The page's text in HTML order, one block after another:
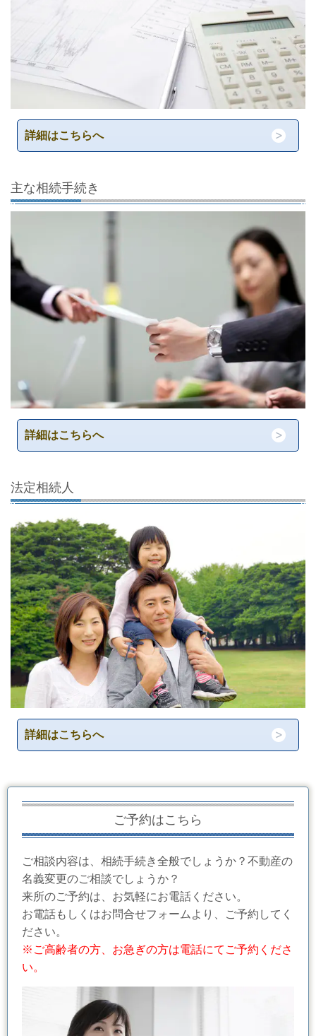
詳細はこちらへ
主な相続手続き
詳細はこちらへ
法定相続人
詳細はこちらへ
ご予約はこちら
ご相談内容は、相続手続き全般でしょうか？不動産の
名義変更のご相談でしょうか？
来所のご予約は、お気軽にお電話ください。
お電話もしくはお問合せフォームより、ご予約してく
ださい。
※ご高齢者の方、お急ぎの方は電話にてご予約くださ
い。